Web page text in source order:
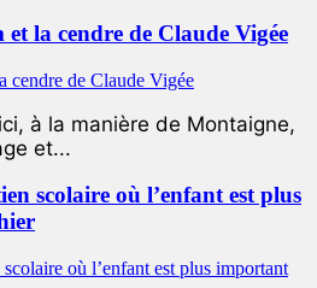
la cendre de Claude Vigée
à la manière de Montaigne,
et...
scolaire où l’enfant est plus